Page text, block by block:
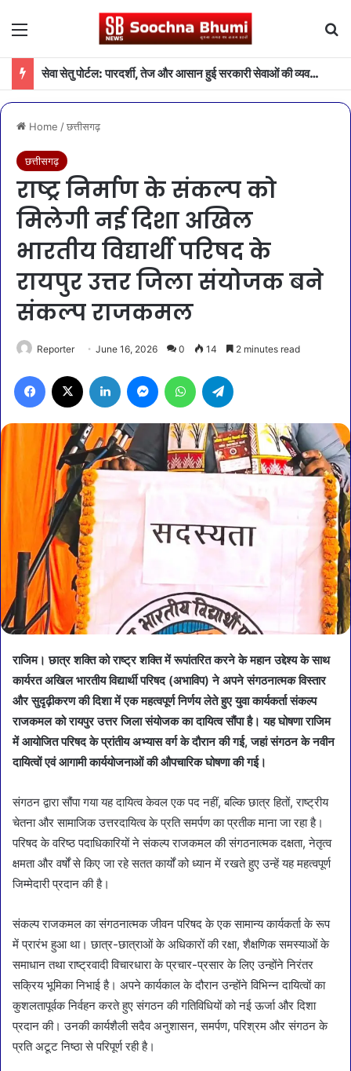
Menu
सेवा सेतु पोर्टल: पारदर्शी, तेज और आसान हुई सरकारी सेवाओं की व्यवस्था
Home /छत्तीसगढ़
छत्तीसगढ़
राष्ट्र निर्माण के संकल्प को
मिलेगी नई दिशा अखिल
भारतीय विद्यार्थी परिषद के
रायपुर उत्तर जिला संयोजक बने
संकल्प राजकमल
Reporter June 16, 2026 0 14 2 minutes read
Facebook LinkedIn MessengerWhatsApp
राजिम। छात्र शक्ति को राष्ट्र शक्ति में रूपांतरित करने के महान उद्देश्य के साथ
कार्यरत अखिल भारतीय विद्यार्थी परिषद (अभाविप) ने अपने संगठनात्मक विस्तार
और सुदृढ़ीकरण की दिशा में एक महत्वपूर्ण निर्णय लेते हुए युवा कार्यकर्ता संकल्प
राजकमल को रायपुर उत्तर जिला संयोजक का दायित्व सौंपा है। यह घोषणा राजिम
में आयोजित परिषद के प्रांतीय अभ्यास वर्ग के दौरान की गई, जहां संगठन के नवीन
दायित्वों एवं आगामी कार्ययोजनाओं की औपचारिक घोषणा की गई।
संगठन द्वारा सौंपा गया यह दायित्व केवल एक पद नहीं, बल्कि छात्र हितों, राष्ट्रीय
चेतना और सामाजिक उत्तरदायित्व के प्रति समर्पण का प्रतीक माना जा रहा है।
परिषद के वरिष्ठ पदाधिकारियों ने संकल्प राजकमल की संगठनात्मक दक्षता, नेतृत्व
क्षमता और वर्षों से किए जा रहे सतत कार्यों को ध्यान में रखते हुए उन्हें यह महत्वपूर्ण
जिम्मेदारी प्रदान की है।
संकल्प राजकमल का संगठनात्मक जीवन परिषद के एक सामान्य कार्यकर्ता के रूप
में प्रारंभ हुआ था। छात्र-छात्राओं के अधिकारों की रक्षा, शैक्षणिक समस्याओं के
समाधान तथा राष्ट्रवादी विचारधारा के प्रचार-प्रसार के लिए उन्होंने निरंतर
सक्रिय भूमिका निभाई है। अपने कार्यकाल के दौरान उन्होंने विभिन्न दायित्वों का
कुशलतापूर्वक निर्वहन करते हुए संगठन की गतिविधियों को नई ऊर्जा और दिशा
प्रदान की। उनकी कार्यशैली सदैव अनुशासन, समर्पण, परिश्रम और संगठन के
प्रति अटूट निष्ठा से परिपूर्ण रही है।